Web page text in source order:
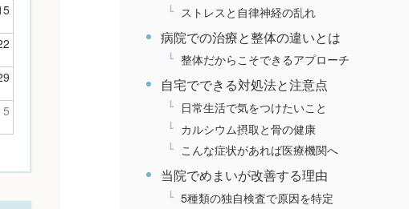
ストレスと自律神経の乱れ
病院での治療と整体の違いとは
整体だからこそできるアプローチ
自宅でできる対処法と注意点
日常生活で気をつけたいこと
カルシウム摂取と骨の健康
こんな症状があれば医療機関へ
当院でめまいが改善する理由
5種類の独自検査で原因を特定
5